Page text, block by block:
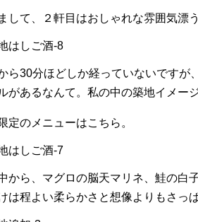
して、２軒目はおしゃれな雰囲気漂
ら30分ほどしか経っていないですが
があるなんて。私の中の築地イメー
定のメニューはこちら。
から、マグロの脳天マリネ、鮭の白
は程よい柔らかさと想像よりもさっ